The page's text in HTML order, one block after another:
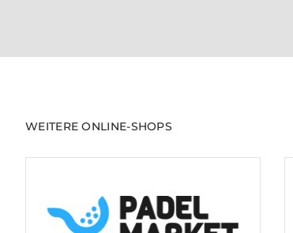
WEITERE ONLINE-SHOPS